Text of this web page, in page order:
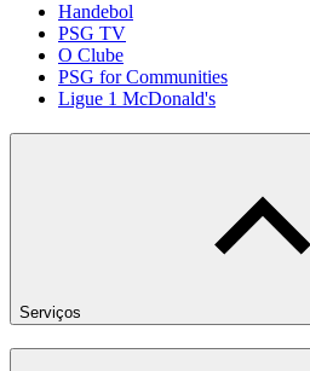
Handebol
PSG TV
O Clube
PSG for Communities
Ligue 1 McDonald's
Serviços